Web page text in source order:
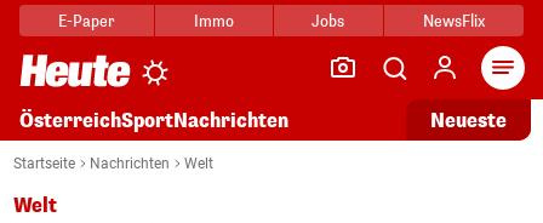
E-Paper Immo Jobs NewsFlix
ÖsterreichSportNachrichten Neueste
Startseite Nachrichten Welt
Welt